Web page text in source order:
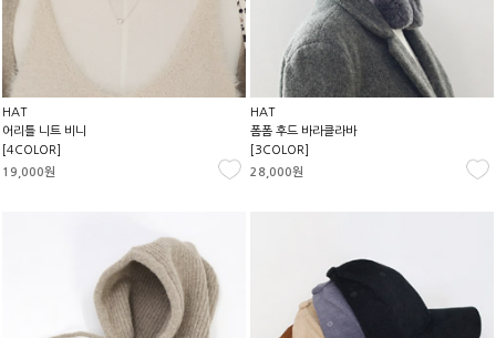
HAT
어리틀 니트 비니
[4COLOR]
19,000원
HAT
폼폼 후드 바라클라바
[3COLOR]
28,000원